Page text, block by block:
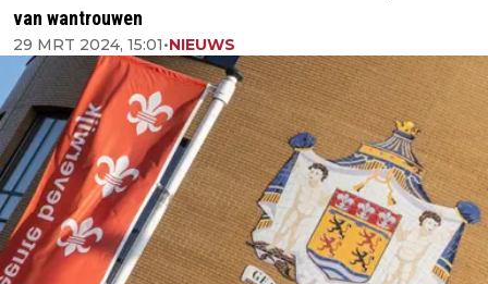
van wantrouwen
29 MRT 2024, 15:01•NIEUWS